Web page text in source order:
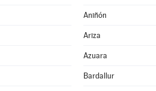
Aniñón
Ariza
Azuara
Bardallur